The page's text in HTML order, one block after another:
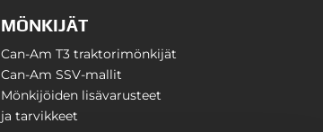
MÖNKIJÄT
Can-Am T3 traktorimönkijät
Can-Am SSV-mallit
Mönkijöiden lisävarusteet
ja tarvikkeet